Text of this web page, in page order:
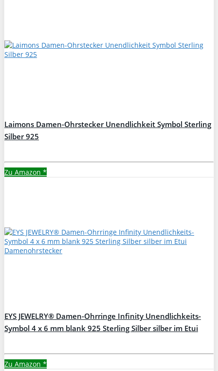
Laimons Damen-Ohrstecker Unendlichkeit Symbol Sterling
Silber 925
Zu Amazon *
EYS JEWELRY® Damen-Ohrringe Infinity Unendlichkeits-
Symbol 4 x 6 mm blank 925 Sterling Silber silber im Etui
Zu Amazon *